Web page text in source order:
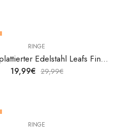
RINGE
18K Goldplattierter Edelstahl Leafs Fingerring von V&F Jewelers
19,99€ 29,99€
RINGE